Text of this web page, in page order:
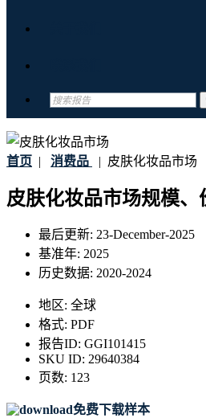
首页 | 消费品 | 皮肤化妆品市场
皮肤化妆品市场规模、
最后更新: 23-December-2025
基准年: 2025
历史数据: 2020-2024
地区: 全球
格式: PDF
报告ID: GGI101415
SKU ID: 29640384
页数: 123
免费下载样本